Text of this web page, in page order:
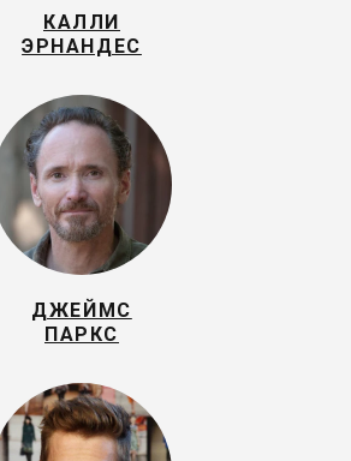
КАЛЛИ
ЭРНАНДЕС
ДЖЕЙМС
ПАРКС